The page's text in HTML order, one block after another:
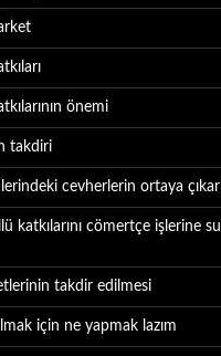
önemi
takdiri
cevherlerin ortaya
katkılarını cömertçe işlerine
takdir edilmesi
için ne yapmak lazım